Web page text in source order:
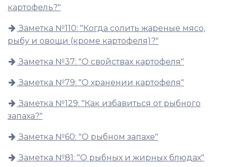
картофель?"
Заметка №110: "Когда солить жареные мясо,
рыбу и овощи (кроме картофеля)?"
Заметка №37: "О свойствах картофеля"
Заметка №79: "О хранении картофеля"
Заметка №129: "Как избавиться от рыбного
запаха?"
Заметка №60: "О рыбном запахе"
Заметка №81: "О рыбных и жирных блюдах"